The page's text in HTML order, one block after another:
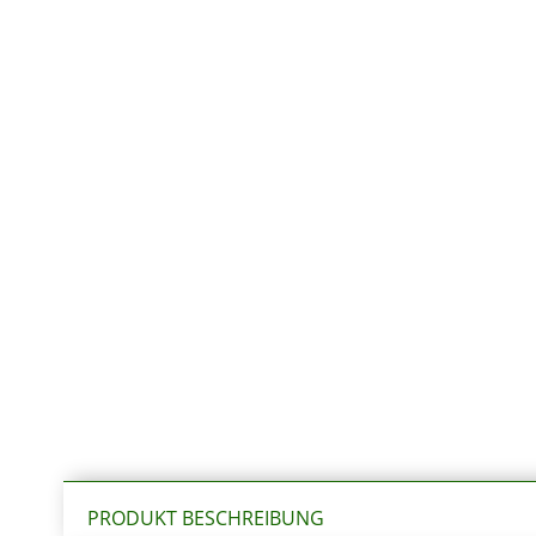
PRODUKT BESCHREIBUNG